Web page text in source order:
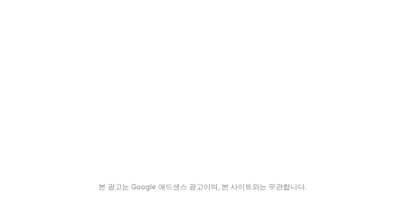
본 광고는 Google 애드센스 광고이며, 본 사이트와는 무관합니다.